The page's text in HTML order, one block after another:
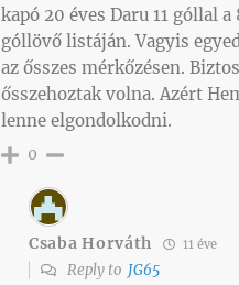
kapó 20 éves Daru 11 góllal
góllövő listáján. Vagyis
az ősszes mérkőzésen.
ősszehoztak volna. Azért
lenne elgondolkodni.
0
Csaba Horváth 11 éve
Reply to JG65